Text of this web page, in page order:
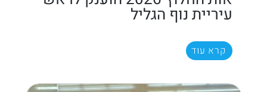
עיריית נוף הגליל
קרא עוד